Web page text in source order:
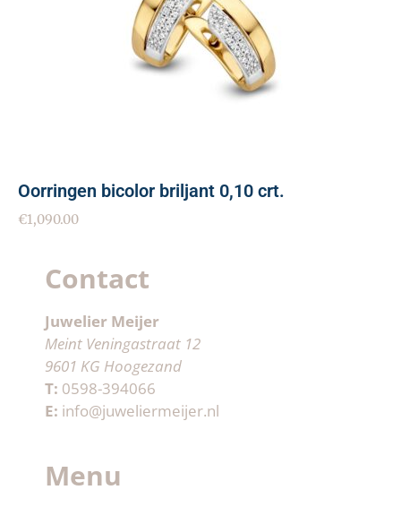
Oorringen bicolor briljant 0,10 crt.
€1,090.00
Contact
Juwelier Meijer
Meint Veningastraat 12
9601 KG Hoogezand
T: 0598-394066
E: info@juweliermeijer.nl
Menu